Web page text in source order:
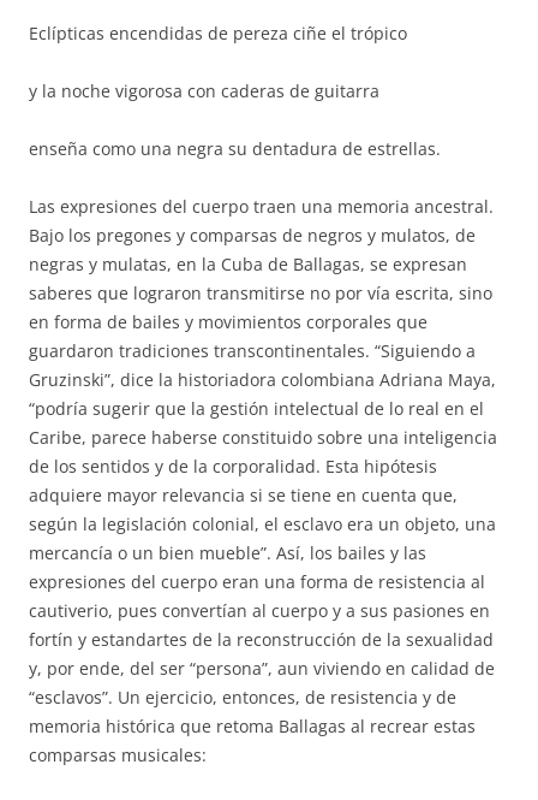
Eclípticas encendidas de pereza ciñe el trópico
y la noche vigorosa con caderas de guitarra
enseña como una negra su dentadura de estrellas.
Las expresiones del cuerpo traen una memoria ancestral.
Bajo los pregones y comparsas de negros y mulatos, de
negras y mulatas, en la Cuba de Ballagas, se expresan
saberes que lograron transmitirse no por vía escrita, sino
en forma de bailes y movimientos corporales que
guardaron tradiciones transcontinentales. “Siguiendo a
Gruzinski”, dice la historiadora colombiana Adriana Maya,
“podría sugerir que la gestión intelectual de lo real en el
Caribe, parece haberse constituido sobre una inteligencia
de los sentidos y de la corporalidad. Esta hipótesis
adquiere mayor relevancia si se tiene en cuenta que,
según la legislación colonial, el esclavo era un objeto, una
mercancía o un bien mueble”. Así, los bailes y las
expresiones del cuerpo eran una forma de resistencia al
cautiverio, pues convertían al cuerpo y a sus pasiones en
fortín y estandartes de la reconstrucción de la sexualidad
y, por ende, del ser “persona”, aun viviendo en calidad de
“esclavos”. Un ejercicio, entonces, de resistencia y de
memoria histórica que retoma Ballagas al recrear estas
comparsas musicales: